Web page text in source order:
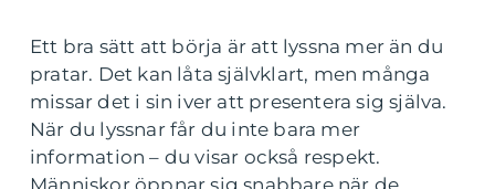
Ett bra sätt att börja är att lyssna mer än du
pratar. Det kan låta självklart, men många
missar det i sin iver att presentera sig själva.
När du lyssnar får du inte bara mer
information – du visar också respekt.
Människor öppnar sig snabbare när de